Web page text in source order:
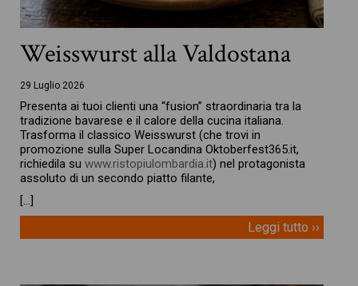
Weisswurst alla Valdostana
29 Luglio 2026
Presenta ai tuoi clienti una “fusion” straordinaria tra la
tradizione bavarese e il calore della cucina italiana.
Trasforma il classico Weisswurst (che trovi in
promozione sulla Super Locandina Oktoberfest365.it,
richiedila suwww.ristopiulombardia.it) nel protagonista
assoluto di un secondo piatto filante,
[…]
Leggi tutto ››